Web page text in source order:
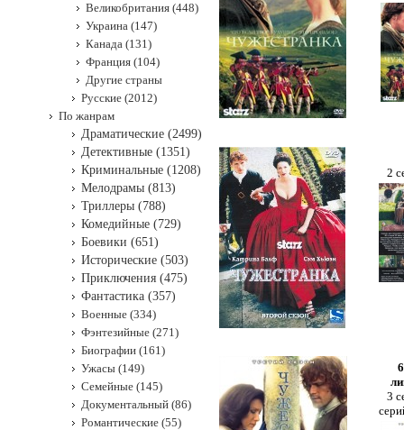
2
3
Великобритания (448)
Украина (147)
Канада (131)
Франция (104)
Другие страны
Русские (2012)
По жанрам
Драматические (2499)
Детективные (1351)
Криминальные (1208)
Мелодрамы (813)
Триллеры (788)
Комедийные (729)
Боевики (651)
Исторические (503)
Приключения (475)
Фантастика (357)
Военные (334)
Фэнтезийные (271)
Биографии (161)
Ужасы (149)
Семейные (145)
Документальный (86)
Романтические (55)